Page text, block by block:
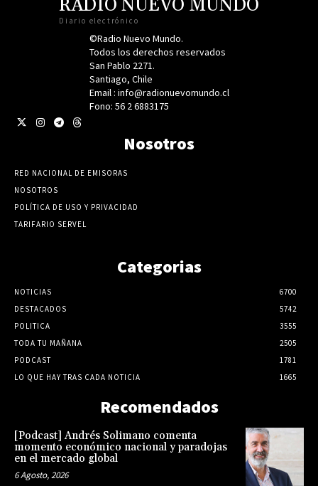
RADIO NUEVO MUNDO
Diario electrónico
©Radio Nuevo Mundo.
Todos los derechos reservados
San Pablo 2271.
Santiago, Chile
Email : info@radionuevomundo.cl
Fono: 56 2 6883175
Nosotros
RED NACIONAL DE EMISORAS
NOSOTROS
POLÍTICA DE USO Y PRIVACIDAD
TARIFARIO SERVEL
Categorias
NOTICIAS
6700
DESTACADOS
5742
POLITICA
3555
TODA TU MAÑANA
2505
PODCAST
1781
LO QUE HAY TRAS CADA NOTICIA
1665
Recomendados
[Podcast] Andrés Solimano comenta
momento económico nacional y paradojas
en el mercado global
6 Agosto, 2026